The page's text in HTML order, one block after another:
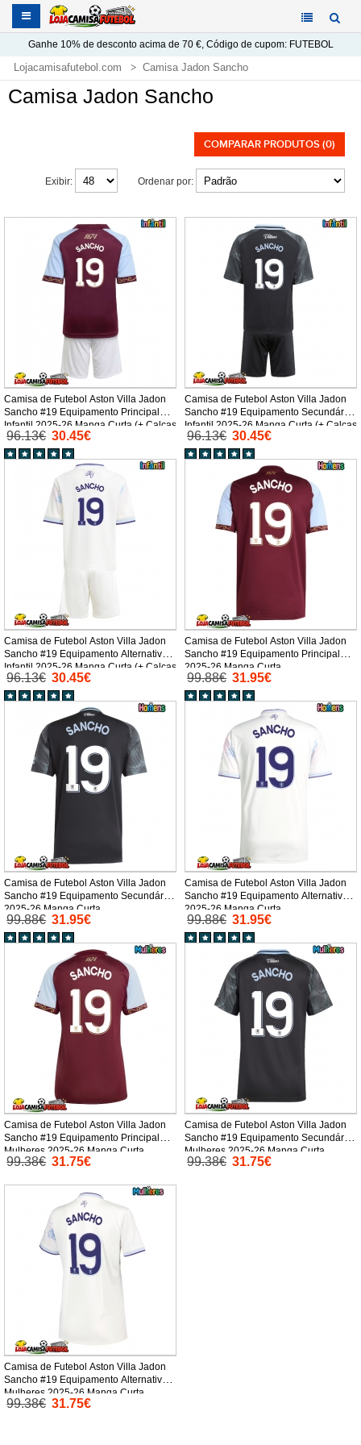
Ganhe 10%de desconto acima de 70 €, Código de cupom: FUTEBOL
Lojacamisafutebol.com Camisa Jadon Sancho
Camisa Jadon Sancho
COMPARAR PRODUTOS (0)
Ordenar por:
Exibir:
Camisa de Futebol Aston Villa Jadon
Sancho #19 Equipamento Principal
Infantil 2025-26 Manga Curta (+ Calças
curtas)
96.13€ 30.45€
Camisa de Futebol Aston Villa Jadon
Sancho #19 Equipamento Secundário
Infantil 2025-26 Manga Curta (+ Calças
curtas)
96.13€ 30.45€
Camisa de Futebol Aston Villa Jadon
Sancho #19 Equipamento Alternativo
Infantil 2025-26 Manga Curta (+ Calças
curtas)
96.13€ 30.45€
Camisa de Futebol Aston Villa Jadon
Sancho #19 Equipamento Principal
2025-26 Manga Curta
99.88€ 31.95€
Camisa de Futebol Aston Villa Jadon
Sancho #19 Equipamento Secundário
2025-26 Manga Curta
99.88€ 31.95€
Camisa de Futebol Aston Villa Jadon
Sancho #19 Equipamento Alternativo
2025-26 Manga Curta
99.88€ 31.95€
Camisa de Futebol Aston Villa Jadon
Sancho #19 Equipamento Principal
Mulheres 2025-26 Manga Curta
99.38€ 31.75€
Camisa de Futebol Aston Villa Jadon
Sancho #19 Equipamento Secundário
Mulheres 2025-26 Manga Curta
99.38€ 31.75€
Camisa de Futebol Aston Villa Jadon
Sancho #19 Equipamento Alternativo
Mulheres 2025-26 Manga Curta
99.38€ 31.75€